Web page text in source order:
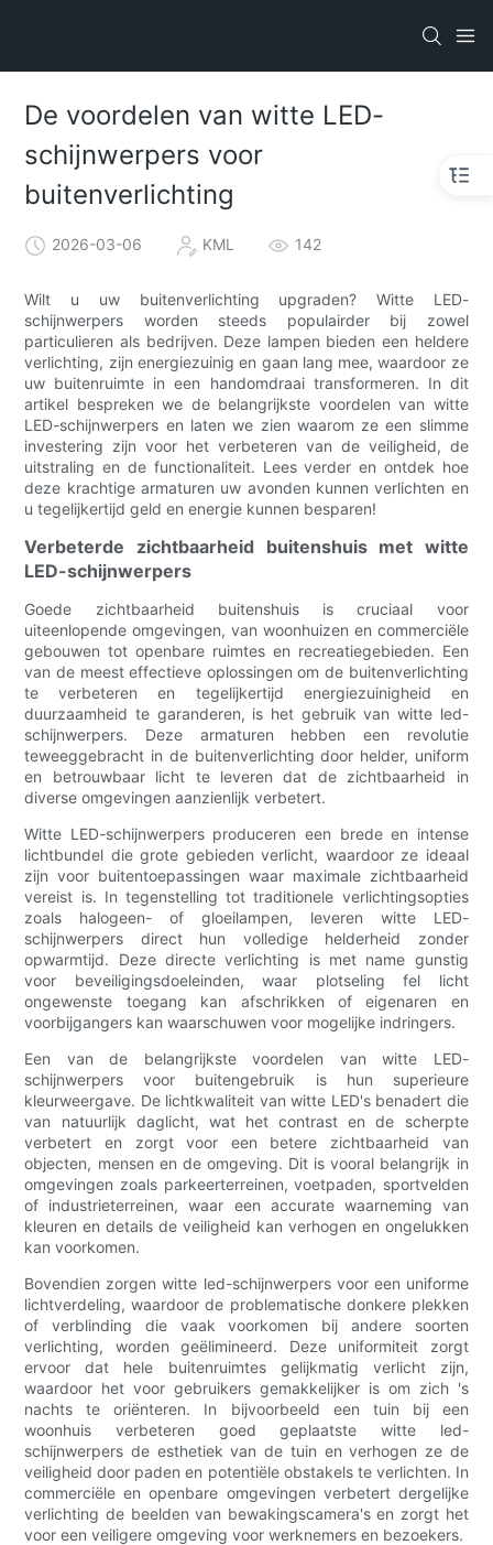
De voordelen van witte LED-
schijnwerpers voor
buitenverlichting
2026-03-06 KML 142
Wilt u uw buitenverlichting upgraden? Witte LED-
schijnwerpers worden steeds populairder bij zowel
particulieren als bedrijven. Deze lampen bieden een heldere
verlichting, zijn energiezuinig en gaan lang mee, waardoor ze
uw buitenruimte in een handomdraai transformeren. In dit
artikel bespreken we de belangrijkste voordelen van witte
LED-schijnwerpers en laten we zien waarom ze een slimme
investering zijn voor het verbeteren van de veiligheid, de
uitstraling en de functionaliteit. Lees verder en ontdek hoe
deze krachtige armaturen uw avonden kunnen verlichten en
u tegelijkertijd geld en energie kunnen besparen!
Verbeterde zichtbaarheid buitenshuis met witte
LED-schijnwerpers
Goede zichtbaarheid buitenshuis is cruciaal voor
uiteenlopende omgevingen, van woonhuizen en commerciële
gebouwen tot openbare ruimtes en recreatiegebieden. Een
van de meest effectieve oplossingen om de buitenverlichting
te verbeteren en tegelijkertijd energiezuinigheid en
duurzaamheid te garanderen, is het gebruik van witte led-
schijnwerpers. Deze armaturen hebben een revolutie
teweeggebracht in de buitenverlichting door helder, uniform
en betrouwbaar licht te leveren dat de zichtbaarheid in
diverse omgevingen aanzienlijk verbetert.
Witte LED-schijnwerpers produceren een brede en intense
lichtbundel die grote gebieden verlicht, waardoor ze ideaal
zijn voor buitentoepassingen waar maximale zichtbaarheid
vereist is. In tegenstelling tot traditionele verlichtingsopties
zoals halogeen- of gloeilampen, leveren witte LED-
schijnwerpers direct hun volledige helderheid zonder
opwarmtijd. Deze directe verlichting is met name gunstig
voor beveiligingsdoeleinden, waar plotseling fel licht
ongewenste toegang kan afschrikken of eigenaren en
voorbijgangers kan waarschuwen voor mogelijke indringers.
Een van de belangrijkste voordelen van witte LED-
schijnwerpers voor buitengebruik is hun superieure
kleurweergave. De lichtkwaliteit van witte LED's benadert die
van natuurlijk daglicht, wat het contrast en de scherpte
verbetert en zorgt voor een betere zichtbaarheid van
objecten, mensen en de omgeving. Dit is vooral belangrijk in
omgevingen zoals parkeerterreinen, voetpaden, sportvelden
of industrieterreinen, waar een accurate waarneming van
kleuren en details de veiligheid kan verhogen en ongelukken
kan voorkomen.
Bovendien zorgen witte led-schijnwerpers voor een uniforme
lichtverdeling, waardoor de problematische donkere plekken
of verblinding die vaak voorkomen bij andere soorten
verlichting, worden geëlimineerd. Deze uniformiteit zorgt
ervoor dat hele buitenruimtes gelijkmatig verlicht zijn,
waardoor het voor gebruikers gemakkelijker is om zich 's
nachts te oriënteren. In bijvoorbeeld een tuin bij een
woonhuis verbeteren goed geplaatste witte led-
schijnwerpers de esthetiek van de tuin en verhogen ze de
veiligheid door paden en potentiële obstakels te verlichten. In
commerciële en openbare omgevingen verbetert dergelijke
verlichting de beelden van bewakingscamera's en zorgt het
voor een veiligere omgeving voor werknemers en bezoekers.